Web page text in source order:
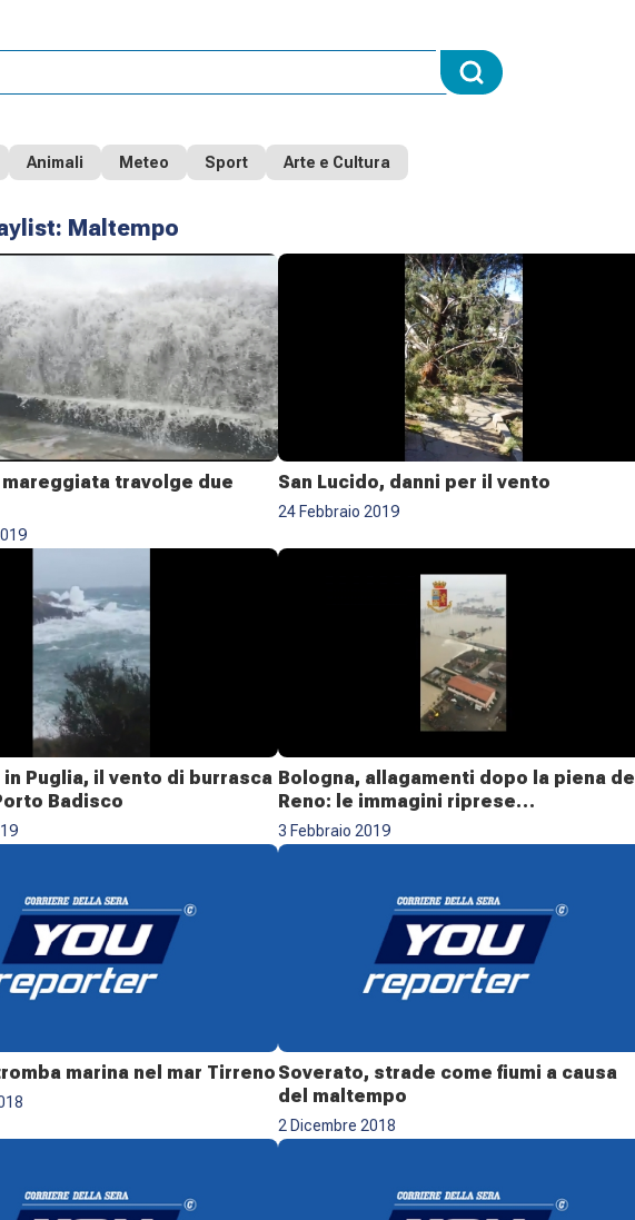
Animali Meteo Sport Arte e Cultura
Maltempo
mareggiata travolge due
San Lucido, danni per il vento
24 Febbraio 2019
Puglia, il vento di burrasca
Badisco
Bologna, allagamenti dopo la piena del
Reno: le immagini riprese
dall’elicottero
3 Febbraio 2019
marina nel mar Tirreno Soverato, strade come fiumi a causa
del maltempo
2 Dicembre 2018